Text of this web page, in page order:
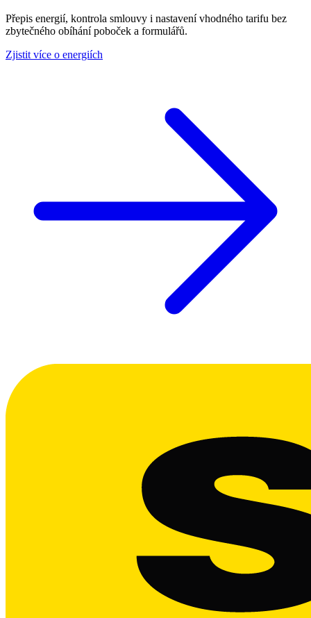
Přepis energií, kontrola smlouvy i nastavení vhodného tarifu bez
zbytečného obíhání poboček a formulářů.
Zjistit více o energiích